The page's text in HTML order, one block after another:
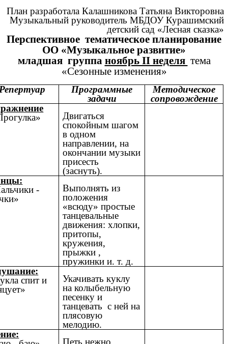
План разработала Калашникова Татьяна Викторовна
Музыкальный руководитель МБДОУ Курашимский
детский сад «Лесная сказка»
Перспективное тематическое планирование
ОО «Музыкальное развитие»
младшая группа ноябрь II неделя тема
«Сезонные изменения»
Программные
задачи
Методическое
сопровождение
Двигаться
спокойным шагом
в одном
направлении, на
окончании музыки
присесть
(заснуть).
-
Выполнять из
положения
«всюду» простые
танцевальные
движения: хлопки,
притопы,
кружения,
прыжки ,
пружинки и. т. д.
спит и
Укачивать куклу
на колыбельную
песенку и
танцевать с ней на
плясовую
мелодию.
Петь нежно,